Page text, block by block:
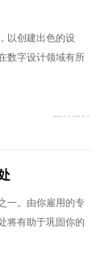
以创建出色的设
数字设计领域有所
网站设计
一。由你雇用的专
将有助于巩固你的